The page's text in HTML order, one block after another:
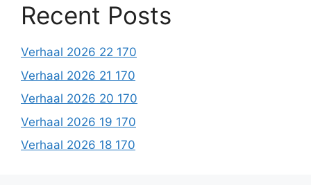
Recent Posts
Verhaal 2026 22 170
Verhaal 2026 21 170
Verhaal 2026 20 170
Verhaal 2026 19 170
Verhaal 2026 18 170